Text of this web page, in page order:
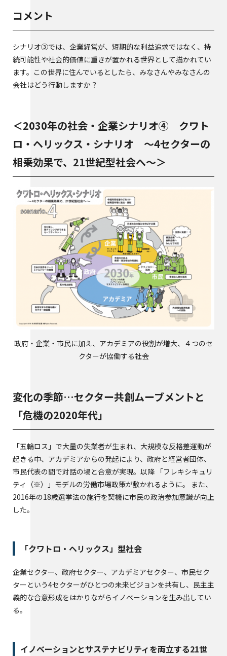
コメント
シナリオ③では、企業経営が、短期的な利益追求ではなく、持
続可能性や社会的価値に重きが置かれる世界として描かれてい
ます。この世界に住んでいるとしたら、みなさんやみなさんの
会社はどう行動しますか？
＜2030年の社会・企業シナリオ④ クワト
ロ・ヘリックス・シナリオ ～4セクターの
相乗効果で、21世紀型社会へ～＞
政府・企業・市民に加え、アカデミアの役割が増大、４つのセ
クターが協働する社会
変化の季節…セクター共創ムーブメントと
「危機の2020年代」
「五輪ロス」で大量の失業者が生まれ、大規模な反格差運動が
起きる中、アカデミアからの発起により、政府と経営者団体、
市民代表の間で対話の場と合意が実現。以降 「フレキシキュリ
ティ（※）」モデルの労働市場政策が敷かれるように。 また、
2016年の18歳選挙法の施行を契機に市民の政治参加意識が向上
した。
「クワトロ・ヘリックス」型社会
企業セクター、政府セクター、アカデミアセクター、市民セク
ターという4セクターがひとつの未来ビジョンを共有し、民主主
義的な合意形成をはかりながらイノベーションを生み出してい
る。
イノベーションとサステナビリティを両立する21世